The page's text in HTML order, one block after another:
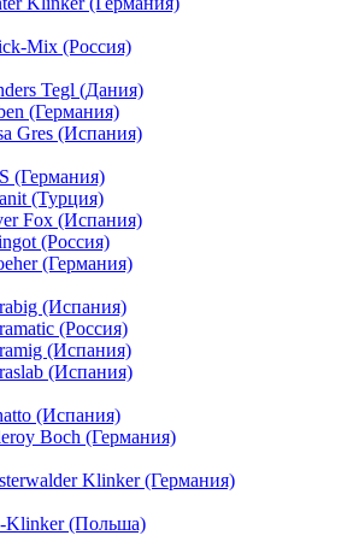
Mix (Россия)
Tegl (Дания)
(Германия)
Gres (Испания)
(Германия)
(Турция)
Fox (Испания)
(Россия)
(Германия)
(Испания)
(Россия)
(Испания)
(Испания)
(Испания)
Boch (Германия)
Klinker (Германия)
Klinker (Польша)